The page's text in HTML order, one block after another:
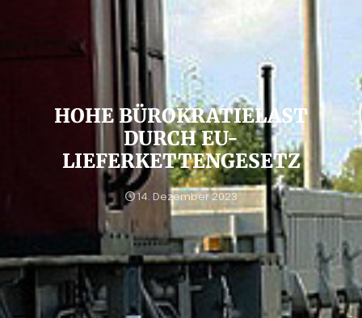
HOHE BÜROKRATIELAST
DURCH EU-
LIEFERKETTENGESETZ
14. Dezember 2023